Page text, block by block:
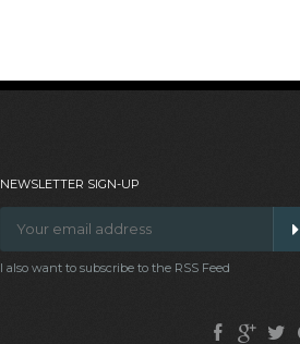
NEWSLETTER SIGN-UP
I also want to subscribe to the RSS Feed